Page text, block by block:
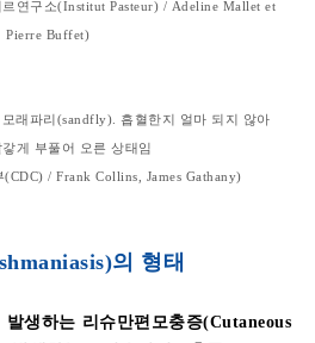
르연구소(Institut Pasteur) / Adeline Mallet et
Pierre Buffet)
모래파리(sandfly). 흡혈한지 얼마 되지 않아
갛게 부풀어 오른 상태임
(CDC) / Frank Collins, James Gathany)
의 형태
발생하는 리슈만편모충증(Cutaneous